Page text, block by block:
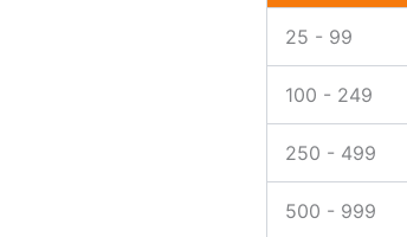
25 - 99
100 - 249
250 - 499
500 - 999